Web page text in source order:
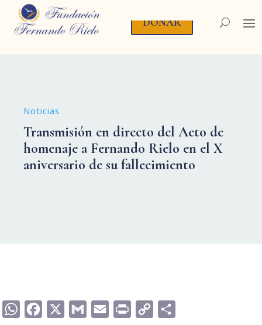
DONAR
Noticias
Transmisión en directo del Acto de
homenaje a Fernando Rielo en el X
aniversario de su fallecimiento
WhatsAppFacebook Gmail Email Print
Copy